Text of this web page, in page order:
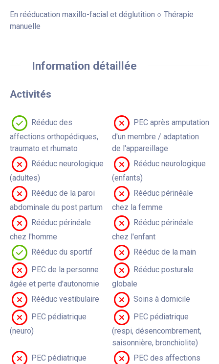
En rééducation maxillo-facial et déglutition ○ Thérapie
manuelle
Information détaillée
Activités
Rééduc des
affections orthopédiques,
traumato et rhumato
PEC après amputation
d'un membre / adaptation
de l'appareillage
Rééduc neurologique
(adultes)
Rééduc neurologique
(enfants)
Rééduc de la paroi
abdominale du post partum
Rééduc périnéale
chez la femme
Rééduc périnéale
chez l'homme
Rééduc périnéale
chez l'enfant
Rééduc du sportif
Rééduc de la main
PEC de la personne
âgée et perte d'autonomie
Rééduc posturale
globale
Rééduc vestibulaire
Soins à domicile
PEC pédiatrique
(neuro)
PEC pédiatrique
(respi, désencombrement,
saisonnière, bronchiolite)
PEC pédiatrique
PEC des affections